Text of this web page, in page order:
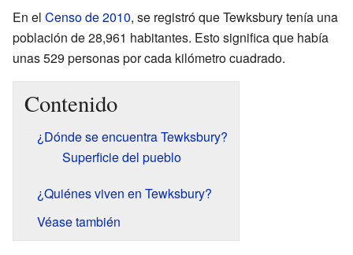
En el Censo de 2010, se registró que Tewksbury tenía una
población de 28,961 habitantes. Esto significa que había
unas 529 personas por cada kilómetro cuadrado.
Contenido
¿Dónde se encuentra Tewksbury?
Superficie del pueblo
¿Quiénes viven en Tewksbury?
Véase también